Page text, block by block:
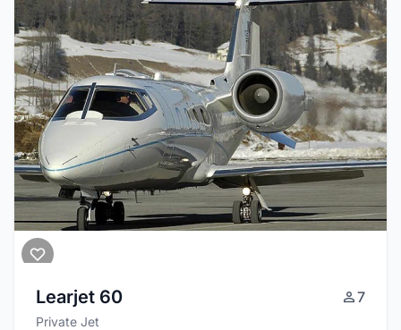
Learjet 60 7
Private Jet